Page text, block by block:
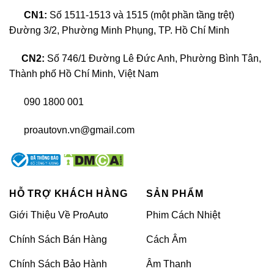
khả năng theo dõi thời gian thực và
liên tục thông qua app App ICAR
giúp người lái chủ động trong việc
kiểm soát và thao tác xử lý kịp thời.
Cảm biến áp suất lốp Icar mang thiết kế nhỏ gọn, dễ
phải lo lắng quá nhiều về vấn đề thẩm mỹ.
CN1: Số 1511-1513 và 1515 (một phần tầng trệt)
Đường 3/2, Phường Minh Phụng, TP. Hồ Chí Minh
CN2: Số 746/1 Đường Lê Đức Anh, Phường Bình Tân,
Thành phố Hồ Chí Minh, Việt Nam
090 1800 001
proautovn.vn@gmail.com
HỖ TRỢ KHÁCH HÀNG
Giới Thiệu Về ProAuto
Chính Sách Bán Hàng
Chính Sách Bảo Hành
SẢN PHẨM
Phim Cách Nhiệt
Cách Âm
Âm Thanh